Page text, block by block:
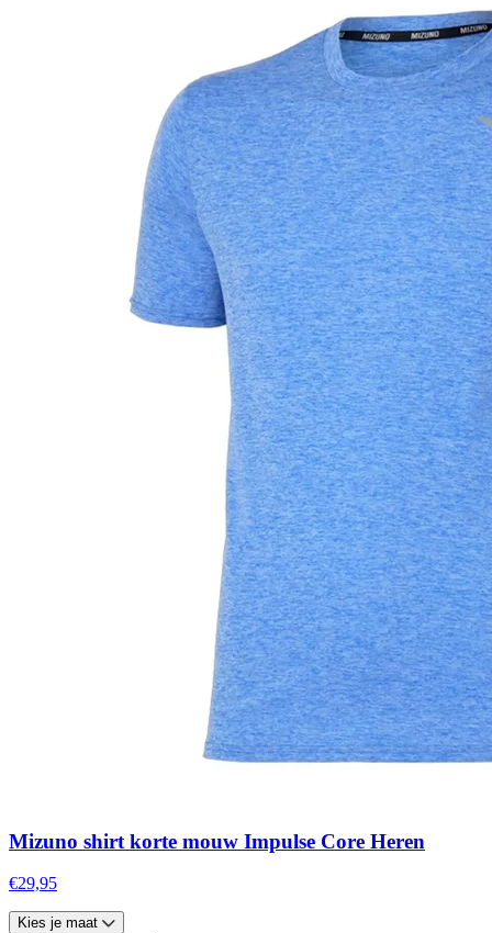
Mizuno shirt korte mouw Impulse Core Heren
€29,95
Kies je maat